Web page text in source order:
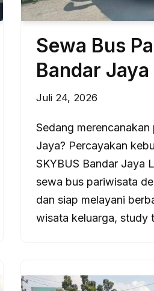
Sewa Bus
Bandar
Juli 24, 2026
Sedang
Jaya? Percayakan
SKYBUS Bandar Jaya
sewa bus pariwisata
dan siap melayani
wisata keluarga, study